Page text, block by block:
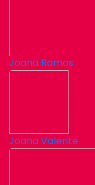
Joana Ramos
Joana Valente